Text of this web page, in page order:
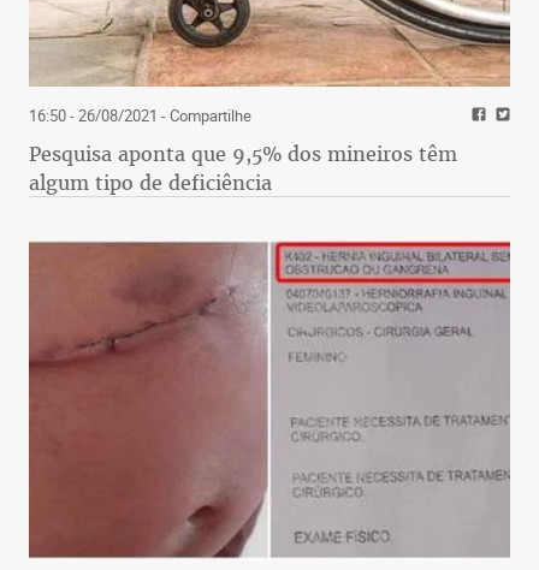
16:50 - 26/08/2021 - Compartilhe
Pesquisa aponta que 9,5% dos mineiros têm
algum tipo de deficiência